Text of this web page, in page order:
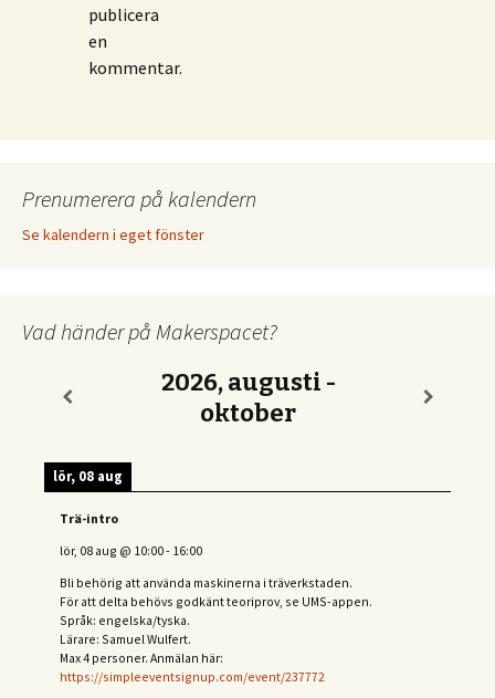
publicera
en
kommentar.
Prenumerera på kalendern
Se kalendern i eget fönster
Vad händer på Makerspacet?
2026, augusti -
oktober
lör, 08 aug
Trä-intro
lör, 08 aug @ 10:00- 16:00
Bli behörig att använda maskinerna i träverkstaden.
För att delta behövs godkänt teoriprov, se UMS-appen.
Språk: engelska/tyska.
Lärare: Samuel Wulfert.
Max 4 personer. Anmälan här:
https://simpleeventsignup.com/event/237772